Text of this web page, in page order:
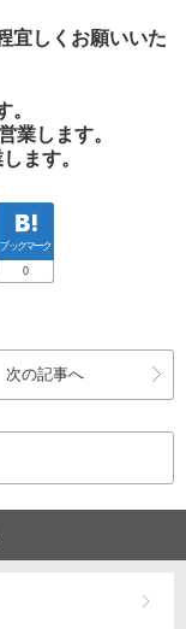
宜しくお願いいた
。
業します。
ます。
ブックマーク
0
次の記事へ